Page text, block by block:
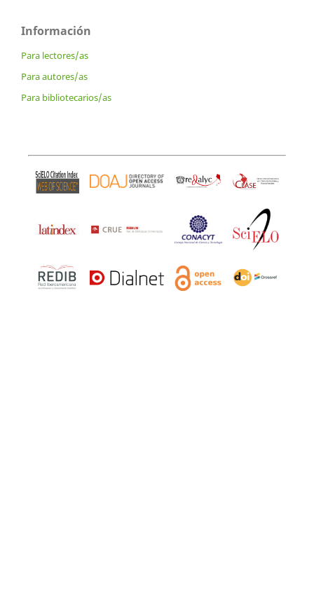
Información
Para lectores/as
Para autores/as
Para bibliotecarios/as